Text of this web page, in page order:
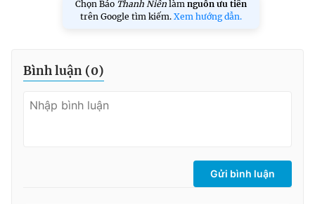
Chọn Báo Thanh Niên làm nguồn ưu tiên
trên Google tìm kiếm. Xem hướng dẫn.
Bình luận (0)
Gửi bình luận